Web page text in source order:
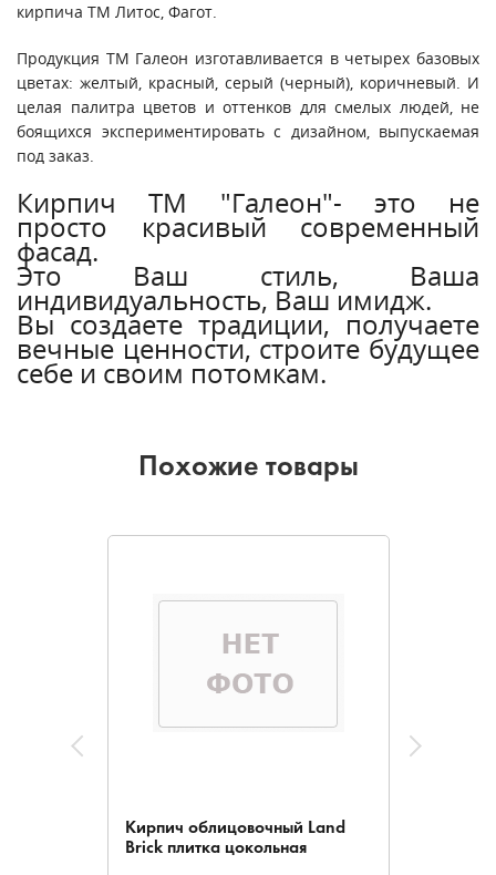
кирпича ТМ Литос, Фагот.
Продукция ТМ Галеон изготавливается в четырех базовых
цветах: желтый, красный, серый (черный), коричневый. И
целая палитра цветов и оттенков для смелых людей, не
боящихся экспериментировать с дизайном, выпускаемая
под заказ.
Кирпич ТМ "Галеон"- это не
просто красивый современный
фасад.
Это Ваш стиль, Ваша
индивидуальность, Ваш имидж.
Вы создаете традиции, получаете
вечные ценности, строите будущее
себе и своим потомкам.
Похожие товары
Кирпич облицовочный Land
Brick плитка цокольная